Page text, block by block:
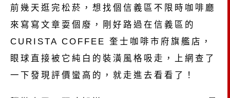
前幾天逛完松菸，想找個信義區不限時咖啡廳
來寫寫文章耍個廢，剛好路過在信義區的
CURISTA COFFEE 奎士咖啡市府旗艦店，
眼球直接被它純白的裝潢風格吸走，上網查了
一下發現評價蠻高的，就走進去看看了！